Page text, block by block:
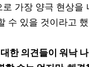
가장 양극 현상을
수 있을 것이라고
한 의견들이 워낙